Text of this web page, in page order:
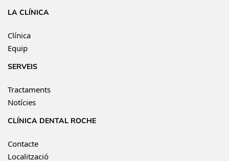
LA CLÍNICA
Clínica
Equip
SERVEIS
Tractaments
Notícies
CLÍNICA DENTAL ROCHE
Contacte
Localització